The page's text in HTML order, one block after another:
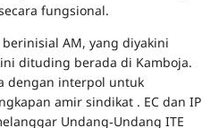
fungsional.
AM, yang diyakini
dituding berada di Kamboja.
dengan interpol untuk
amir sindikat . EC dan IP
Undang‑Undang ITE